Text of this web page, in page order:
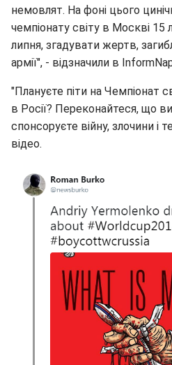
немовлят. На фоні цього
чемпіонату світу в Москві 15
липня, згадувати жертв,
армії", - відзначили в
"Плануєте піти на Чемпіонат
в Росії? Переконайтеся, що
спонсоруєте війну, злочини і
відео.